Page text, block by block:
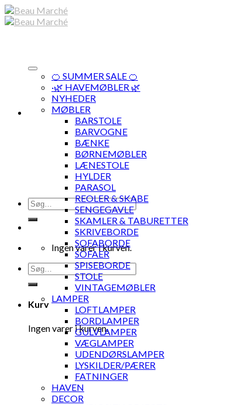
Skip
to
Søg
efter:
Ingen varer i kurven.
Søg
efter:
Kurv
Ingen varer i kurven.
🍊 SUMMER SALE 🍊
·🌿 HAVEMØBLER 🌿
NYHEDER
MØBLER
BARSTOLE
BARVOGNE
BÆNKE
BØRNEMØBLER
LÆNESTOLE
HYLDER
PARASOL
REOLER & SKABE
SENGEGAVLE
SKAMLER & TABURETTER
SKRIVEBORDE
SOFABORDE
SOFAER
SPISEBORDE
STOLE
VINTAGEMØBLER
LAMPER
LOFTLAMPER
BORDLAMPER
GULVLAMPER
VÆGLAMPER
UDENDØRSLAMPER
LYSKILDER/PÆRER
FATNINGER
HAVEN
DECOR